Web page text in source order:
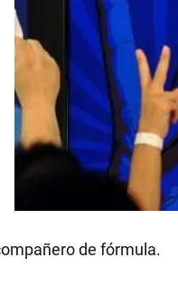
de fórmula.